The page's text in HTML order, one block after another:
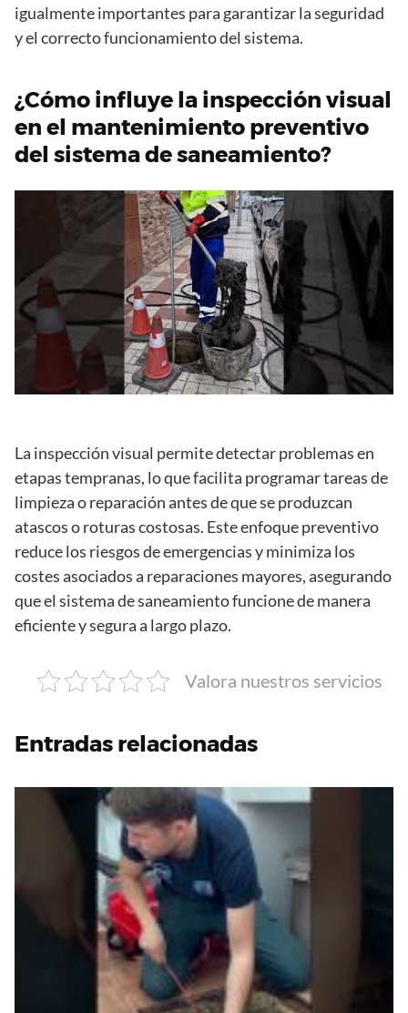
igualmente importantes para garantizar la seguridad
y el correcto funcionamiento del sistema.
¿Cómo influye la inspección visual
en el mantenimiento preventivo
del sistema de saneamiento?
La inspección visual permite detectar problemas en
etapas tempranas, lo que facilita programar tareas de
limpieza o reparación antes de que se produzcan
atascos o roturas costosas. Este enfoque preventivo
reduce los riesgos de emergencias y minimiza los
costes asociados a reparaciones mayores, asegurando
que el sistema de saneamiento funcione de manera
eficiente y segura a largo plazo.
Valora nuestros servicios
Entradas relacionadas